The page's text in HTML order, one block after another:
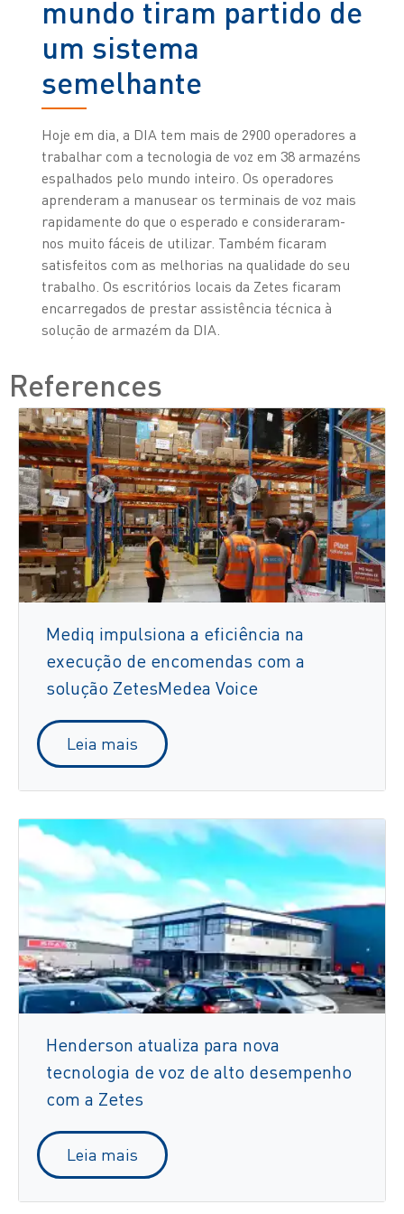
mundo tiram partido de
um sistema
semelhante
Hoje em dia, a DIA tem mais de 2900 operadores a
trabalhar com a tecnologia de voz em 38 armazéns
espalhados pelo mundo inteiro. Os operadores
aprenderam a manusear os terminais de voz mais
rapidamente do que o esperado e consideraram-
nos muito fáceis de utilizar. Também ficaram
satisfeitos com as melhorias na qualidade do seu
trabalho. Os escritórios locais da Zetes ficaram
encarregados de prestar assistência técnica à
solução de armazém da DIA.
References
Mediq impulsiona a eficiência na
execução de encomendas com a
solução ZetesMedea Voice
Leia mais
Henderson atualiza para nova
tecnologia de voz de alto desempenho
com a Zetes
Leia mais